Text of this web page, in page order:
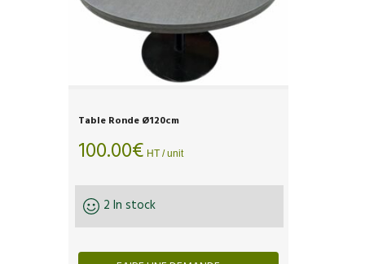
Table Ronde Ø120cm
100.00€ HT / unit
2 In stock